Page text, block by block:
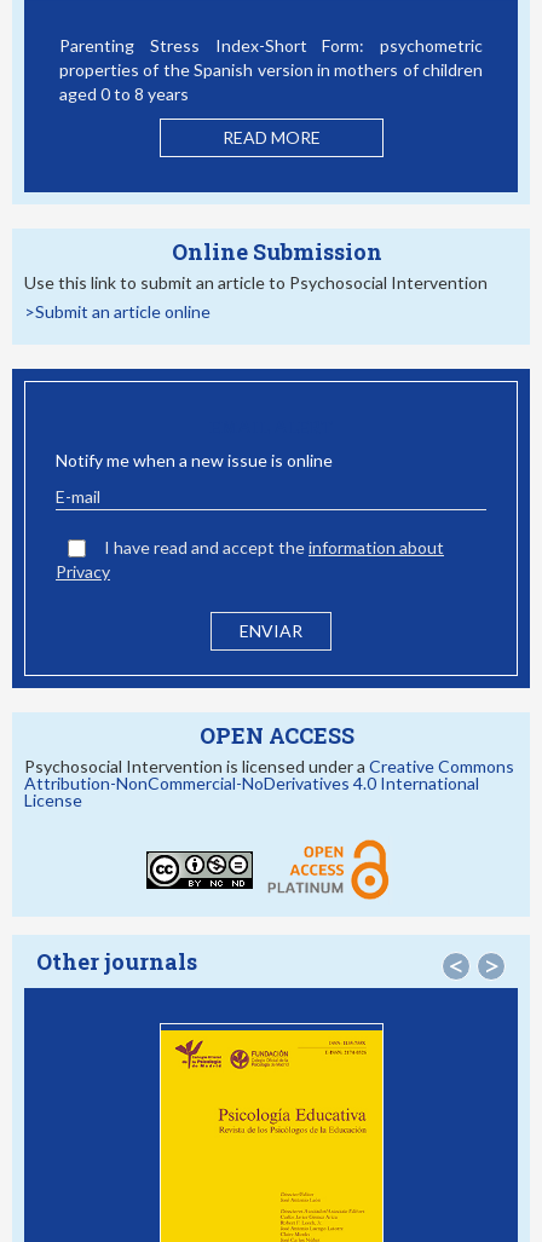
Parenting Stress Index-Short Form: psychometric
properties of the Spanish version in mothers of children
aged 0 to 8 years
READ MORE
Online Submission
Use this link to submit an article to Psychosocial Intervention
>Submit an article online
Notify me when a new issue is online
I have read and accept theinformation about
Privacy
OPEN ACCESS
Psychosocial Intervention is licensed under a Creative Commons
Attribution-NonCommercial-NoDerivatives 4.0 International
License
Other journals < >